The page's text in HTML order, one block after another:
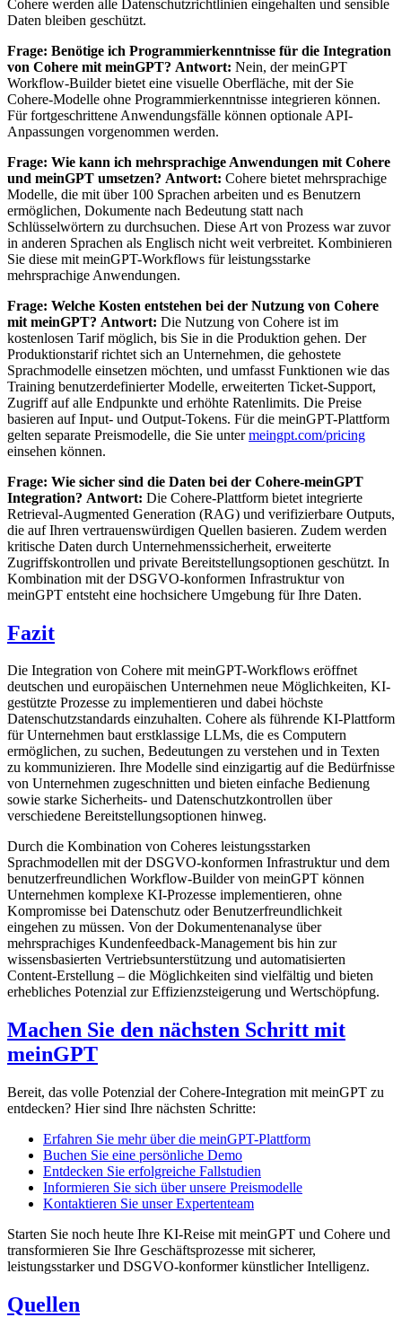
Cohere werden alle Datenschutzrichtlinien eingehalten und sensible
Daten bleiben geschützt.
Frage: Benötige ich Programmierkenntnisse für die Integration
von Cohere mit meinGPT? Antwort: Nein, der meinGPT
Workflow-Builder bietet eine visuelle Oberfläche, mit der Sie
Cohere-Modelle ohne Programmierkenntnisse integrieren können.
Für fortgeschrittene Anwendungsfälle können optionale API-
Anpassungen vorgenommen werden.
Frage: Wie kann ich mehrsprachige Anwendungen mit Cohere
und meinGPT umsetzen? Antwort: Cohere bietet mehrsprachige
Modelle, die mit über 100 Sprachen arbeiten und es Benutzern
ermöglichen, Dokumente nach Bedeutung statt nach
Schlüsselwörtern zu durchsuchen. Diese Art von Prozess war zuvor
in anderen Sprachen als Englisch nicht weit verbreitet. Kombinieren
Sie diese mit meinGPT-Workflows für leistungsstarke
mehrsprachige Anwendungen.
Frage: Welche Kosten entstehen bei der Nutzung von Cohere
mit meinGPT? Antwort: Die Nutzung von Cohere ist im
kostenlosen Tarif möglich, bis Sie in die Produktion gehen. Der
Produktionstarif richtet sich an Unternehmen, die gehostete
Sprachmodelle einsetzen möchten, und umfasst Funktionen wie das
Training benutzerdefinierter Modelle, erweiterten Ticket-Support,
Zugriff auf alle Endpunkte und erhöhte Ratenlimits. Die Preise
basieren auf Input- und Output-Tokens. Für die meinGPT-Plattform
gelten separate Preismodelle, die Sie untermeingpt.com/pricing
einsehen können.
Frage: Wie sicher sind die Daten bei der Cohere-meinGPT
Integration? Antwort: Die Cohere-Plattform bietet integrierte
Retrieval-Augmented Generation (RAG) und verifizierbare Outputs,
die auf Ihren vertrauenswürdigen Quellen basieren. Zudem werden
kritische Daten durch Unternehmenssicherheit, erweiterte
Zugriffskontrollen und private Bereitstellungsoptionen geschützt. In
Kombination mit der DSGVO-konformen Infrastruktur von
meinGPT entsteht eine hochsichere Umgebung für Ihre Daten.
Fazit
Die Integration von Cohere mit meinGPT-Workflows eröffnet
deutschen und europäischen Unternehmen neue Möglichkeiten, KI-
gestützte Prozesse zu implementieren und dabei höchste
Datenschutzstandards einzuhalten. Cohere als führende KI-Plattform
für Unternehmen baut erstklassige LLMs, die es Computern
ermöglichen, zu suchen, Bedeutungen zu verstehen und in Texten
zu kommunizieren. Ihre Modelle sind einzigartig auf die Bedürfnisse
von Unternehmen zugeschnitten und bieten einfache Bedienung
sowie starke Sicherheits- und Datenschutzkontrollen über
verschiedene Bereitstellungsoptionen hinweg.
Durch die Kombination von Coheres leistungsstarken
Sprachmodellen mit der DSGVO-konformen Infrastruktur und dem
benutzerfreundlichen Workflow-Builder von meinGPT können
Unternehmen komplexe KI-Prozesse implementieren, ohne
Kompromisse bei Datenschutz oder Benutzerfreundlichkeit
eingehen zu müssen. Von der Dokumentenanalyse über
mehrsprachiges Kundenfeedback-Management bis hin zur
wissensbasierten Vertriebsunterstützung und automatisierten
Content-Erstellung – die Möglichkeiten sind vielfältig und bieten
erhebliches Potenzial zur Effizienzsteigerung und Wertschöpfung.
Machen Sie den nächsten Schritt mit
meinGPT
Bereit, das volle Potenzial der Cohere-Integration mit meinGPT zu
entdecken? Hier sind Ihre nächsten Schritte:
Erfahren Sie mehr über die meinGPT-Plattform
Buchen Sie eine persönliche Demo
Entdecken Sie erfolgreiche Fallstudien
Informieren Sie sich über unsere Preismodelle
Kontaktieren Sie unser Expertenteam
Starten Sie noch heute Ihre KI-Reise mit meinGPT und Cohere und
transformieren Sie Ihre Geschäftsprozesse mit sicherer,
leistungsstarker und DSGVO-konformer künstlicher Intelligenz.
Quellen